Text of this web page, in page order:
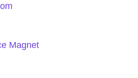
Magnet